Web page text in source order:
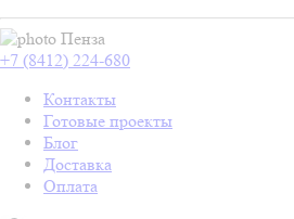
Пенза
+7 (8412) 224-680
Контакты
Готовые проекты
Блог
Доставка
Оплата